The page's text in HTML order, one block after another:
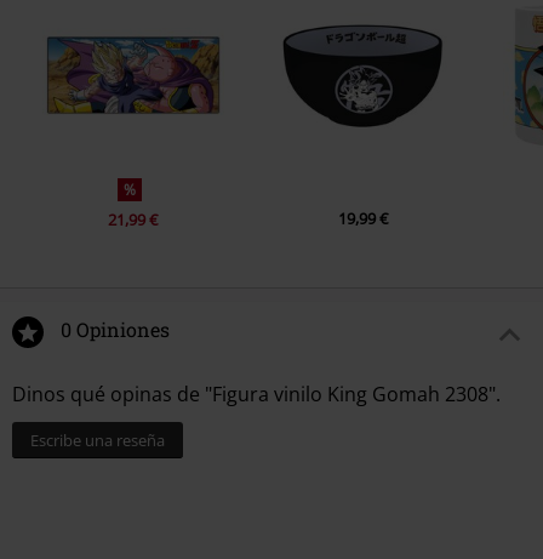
%
21,99 € 19,99 €
0 Opiniones
Dinos qué opinas de "Figura vinilo King Gomah 2308".
Escribe una reseña